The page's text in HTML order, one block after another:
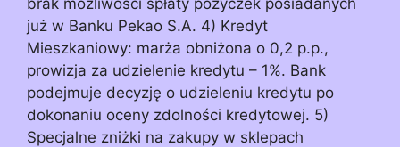
już w Banku Pekao S.A. 4) Kredyt
Mieszkaniowy: marża obniżona o 0,2 p.p.,
prowizja za udzielenie kredytu – 1%. Bank
podejmuje decyzję o udzieleniu kredytu po
dokonaniu oceny zdolności kredytowej. 5)
Specjalne zniżki na zakupy w sklepach